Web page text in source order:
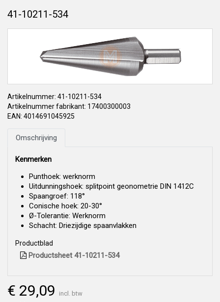
41-10211-534
Artikelnummer: 41-10211-534
Artikelnummer fabrikant: 17400300003
EAN: 4014691045925
Omschrijving
Kenmerken
Punthoek: werknorm
Uitdunningshoek: splitpoint geonometrie DIN 1412C
Spaangroef: 118°
Conische hoek: 20-30°
Ø-Tolerantie: Werknorm
Schacht: Driezijdige spaanvlakken
Productblad
Productsheet 41-10211-534
€ 29,09
incl. btw